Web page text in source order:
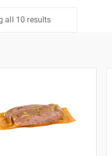
all 10 results